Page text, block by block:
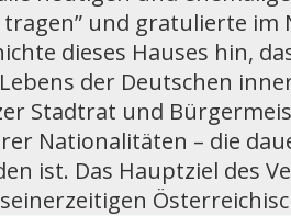
und gratulierte
dieses Hauses hin,
der Deutschen
Stadtrat und
Nationalitäten – die
ist. Das Hauptziel des